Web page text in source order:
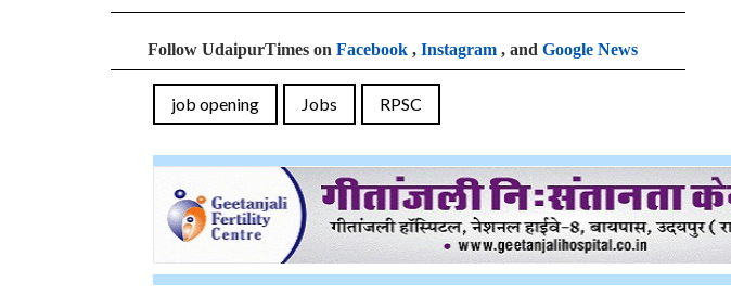
Follow UdaipurTimes on Facebook , Instagram , and Google News
job opening Jobs RPSC